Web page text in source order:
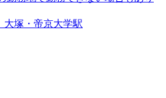
大塚・帝京大学駅